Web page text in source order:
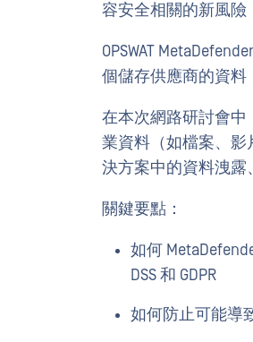
容安全相關的新風險
OPSWAT
個儲存供應商的資料
在本次網路研討會中
業資料（如檔案、
決方案中的資料洩露
關鍵要點：
如何
DSS 和 GDPR
如何防止可能導